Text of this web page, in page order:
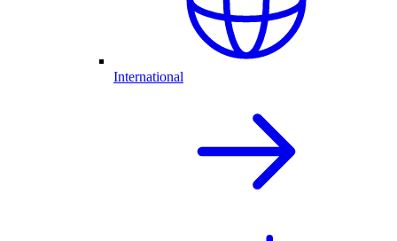
International